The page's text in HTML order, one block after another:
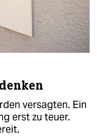
versagten. Ein
erst zu teuer.